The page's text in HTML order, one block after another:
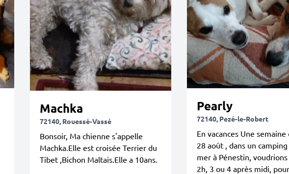
Machka
72140, Rouessé-Vassé
Bonsoir, Ma chienne s'appelle
Machka.Elle est croisée Terrier du
Tibet ,Bichon Maltais.Elle a 10ans.
Pearly
72140, Pezé-le-Robert
En vacances Une semaine
28 août , dans un
mer à Pénestin,
2h, 3 ou 4 après midi,